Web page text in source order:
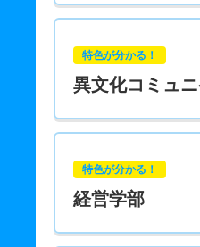
特色が分かる！
異文化コミュ
特色が分かる！
経営学部